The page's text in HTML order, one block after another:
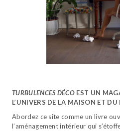
TURBULENCES DÉCO EST UN
L’UNIVERS DE LA MAISON ET DU
Abordez ce site comme un livre
l’aménagement intérieur qui